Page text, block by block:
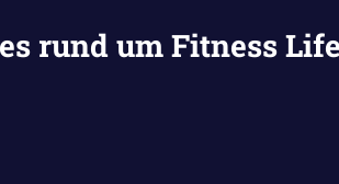
rund um Fitness